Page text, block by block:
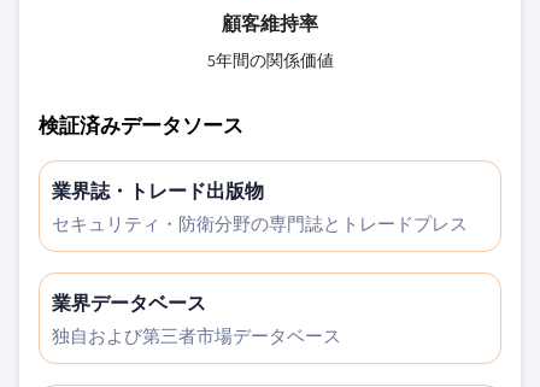
顧客維持率
5年間の関係価値
検証済みデータソース
業界誌・トレード出版物
セキュリティ・防衛分野の専門誌とトレードプレス
業界データベース
独自および第三者市場データベース